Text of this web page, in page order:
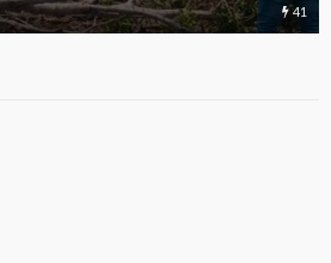
Redacción 15 horas ago